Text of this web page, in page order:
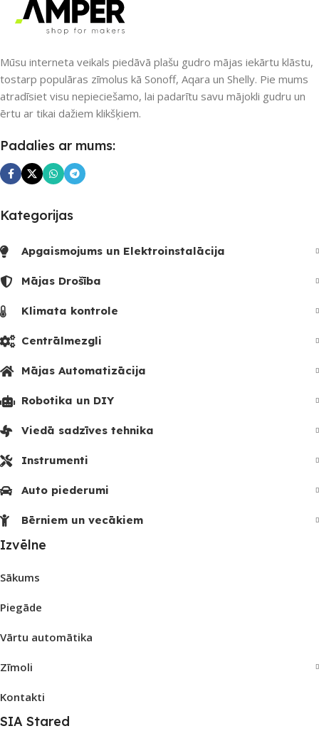
UZREIZ PIEEJAMAIS
SKAITS
1
UZREIZ PIEEJAMAIS
SKAITS
Mūsu interneta veikals piedāvā plašu gudro mājas iekārtu klāstu,
tostarp populāras zīmolus kā Sonoff, Aqara un Shelly. Pie mums
atradīsiet visu nepieciešamo, lai padarītu savu mājokli gudru un
ērtu ar tikai dažiem klikšķiem.
Padalies ar mums:
Kategorijas
Apgaismojums un Elektroinstalācija
Mājas Drošība
Klimata kontrole
Centrālmezgli
Mājas Automatizācija
Robotika un DIY
Viedā sadzīves tehnika
Instrumenti
Auto piederumi
Bērniem un vecākiem
Izvēlne
Sākums
Piegāde
Vārtu automātika
Zīmoli
Kontakti
SIA Stared